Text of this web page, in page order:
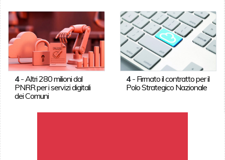
4- Altri 280 milioni dal
PNRR per i servizi digitali
dei Comuni
4- Firmato il contratto per il
Polo Strategico Nazionale